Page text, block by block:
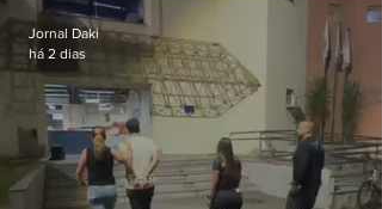
Jornal Daki
há 2 dias